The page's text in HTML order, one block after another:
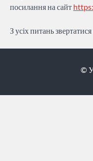
посилання на сайт
З усіх питань звертатися
©